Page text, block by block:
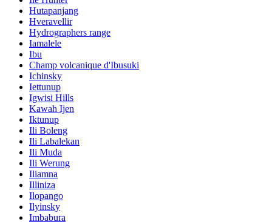
Hutapanjang
Hveravellir
Hydrographers range
Iamalele
Ibu
Champ volcanique d'Ibusuki
Ichinsky
Iettunup
Igwisi Hills
Kawah Ijen
Iktunup
Ili Boleng
Ili Labalekan
Ili Muda
Ili Werung
Iliamna
Illiniza
Ilopango
Ilyinsky
Imbabura